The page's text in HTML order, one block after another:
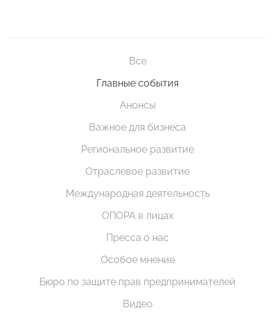
Все
Главные события
Анонсы
Важное для бизнеса
Региональное развитие
Отраслевое развитие
Международная деятельность
ОПОРА в лицах
Пресса о нас
Особое мнение
Бюро по защите прав предпринимателей
Видео